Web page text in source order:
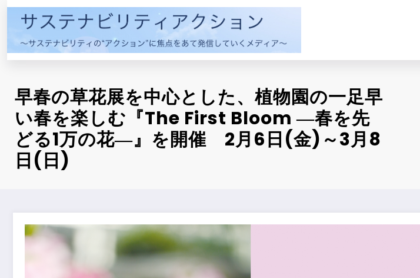
コ
ン
早春の草花展を中心とした、植物園の一足早
い春を楽しむ『The First Bloom ―春を先
どる1万の花―』を開催 2月6日(金)～3月8
日(日)